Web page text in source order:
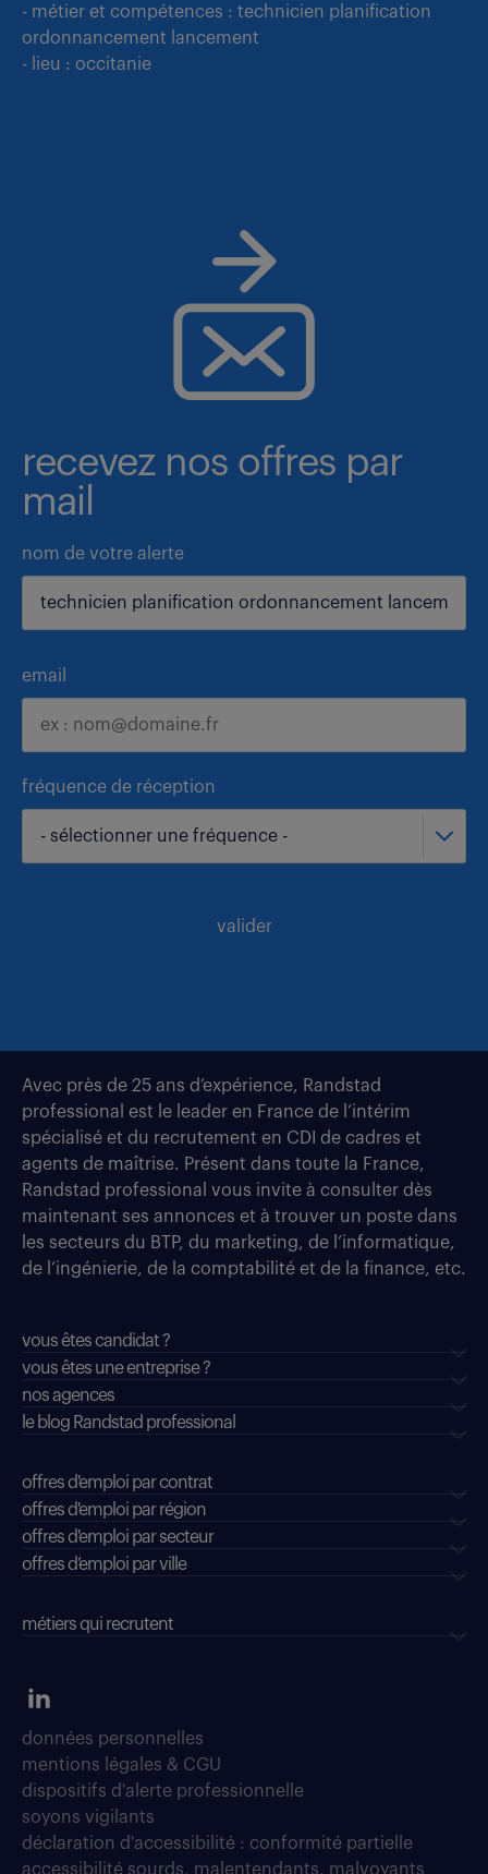
- métier et compétences : technicien planification
ordonnancement lancement
- lieu : occitanie
recevez nos offres par
mail
nom de votre alerte
email
fréquence de réception
- sélectionner une fréquence -
valider
Avec près de 25 ans d’expérience, Randstad
professional est le leader en France de l’intérim
spécialisé et du recrutement en CDI de cadres et
agents de maîtrise. Présent dans toute la France,
Randstad professional vous invite à consulter dès
maintenant ses annonces et à trouver un poste dans
les secteurs du BTP, du marketing, de l’informatique,
de l’ingénierie, de la comptabilité et de la finance, etc.
vous êtes candidat ?
vous êtes une entreprise ?
nos agences
le blog Randstad professional
offres d'emploi par contrat
offres d'emploi par région
offres d'emploi par secteur
offres d’emploi par ville
métiers qui recrutent
données personnelles
mentions légales & CGU
dispositifs d'alerte professionnelle
soyons vigilants
déclaration d'accessibilité : conformité partielle
accessibilité sourds, malentendants, malvoyants